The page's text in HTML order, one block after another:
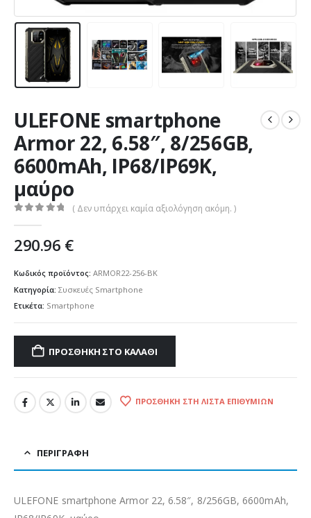
ULEFONE smartphone
Armor 22, 6.58″, 8/256GB,
6600mAh, IP68/IP69K,
μαύρο
( Δεν υπάρχει καμία αξιολόγηση ακόμη. )
290.96 €
Κωδικός προϊόντος: ARMOR22-256-BK
Κατηγορία: Συσκευές Smartphone
Ετικέτα: Smartphone
ΠΡΟΣΘΉΚΗ ΣΤΟ ΚΑΛΆΘΙ
ΠΡΟΣΘΉΚΗ ΣΤΗ ΛΊΣΤΑ ΕΠΙΘΥΜΙΏΝ
ΠΕΡΙΓΡΑΦΉ
ULEFONE smartphone Armor 22, 6.58″, 8/256GB, 6600mAh,